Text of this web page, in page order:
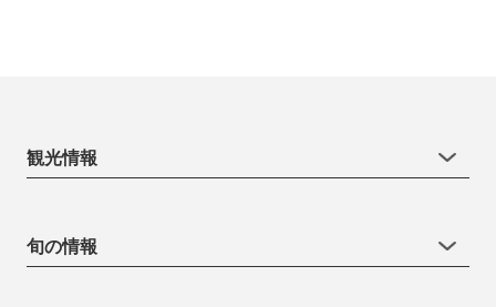
観光情報
旬の情報